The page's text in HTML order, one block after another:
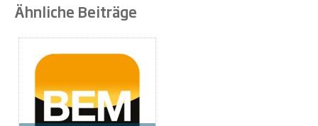
Ähnliche Beiträge